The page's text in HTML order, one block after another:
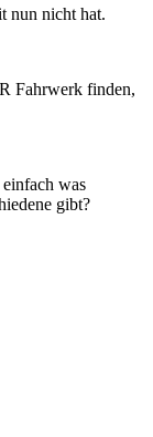
nun nicht hat.
Fahrwerk finden,
was
gibt?